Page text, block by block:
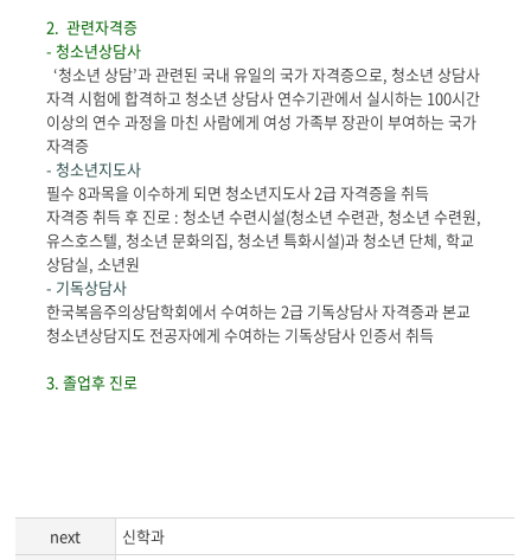
2. 관련자격증
- 청소년상담사
‘청소년 상담’과 관련된 국내 유일의 국가 자격증으로, 청소년 상담사
자격 시험에 합격하고 청소년 상담사 연수기관에서 실시하는 100시간
이상의 연수 과정을 마친 사람에게 여성 가족부 장관이 부여하는 국가
자격증
- 청소년지도사
필수 8과목을 이수하게 되면 청소년지도사 2급 자격증을 취득
자격증 취득 후 진로 : 청소년 수련시설(청소년 수련관, 청소년 수련원,
유스호스텔, 청소년 문화의집, 청소년 특화시설)과 청소년 단체, 학교
상담실, 소년원
- 기독상담사
한국복음주의상담학회에서 수여하는 2급 기독상담사 자격증과 본교
청소년상담지도 전공자에게 수여하는 기독상담사 인증서 취득
3. 졸업후 진로
next 신학과